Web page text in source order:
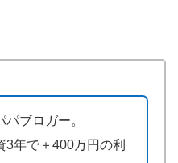
ブロガー。
3年で＋400万円の利